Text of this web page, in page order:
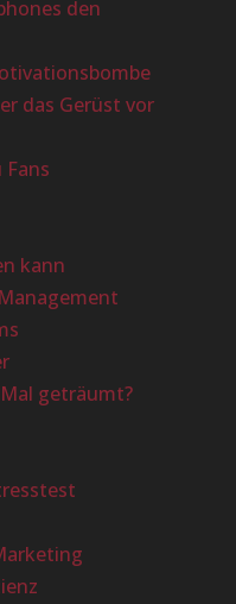
den
das Gerüst vor
Fans
kann
geträumt?